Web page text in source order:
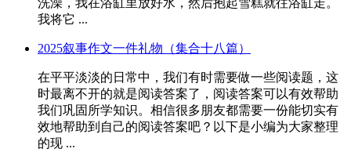
洗澡，我在浴缸里放好水，然后抱起雪糕就往浴缸走。
我将它 ...
2025叙事作文一件礼物（集合十八篇）
在平平淡淡的日常中，我们有时需要做一些阅读题，这
时最离不开的就是阅读答案了，阅读答案可以有效帮助
我们巩固所学知识。相信很多朋友都需要一份能切实有
效地帮助到自己的阅读答案吧？以下是小编为大家整理
的现 ...